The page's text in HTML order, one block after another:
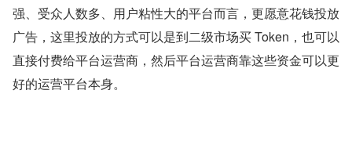
强、受众人数多、用户粘性大的平台而言，更愿意花钱投放
广告，这里投放的方式可以是到二级市场买 Token，也可以
直接付费给平台运营商，然后平台运营商靠这些资金可以更
好的运营平台本身。